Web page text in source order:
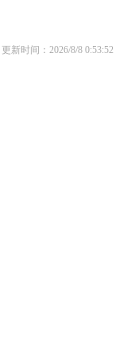
更新时间：2026/8/8 0:53:52